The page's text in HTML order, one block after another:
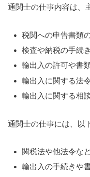
通関士の仕事内容は、
税関への申告書類
検査や納税の手続き
輸出入の許可や書
輸出入に関する法
輸出入に関する相
通関士の仕事には、以
関税法や他法令な
輸出入の手続きや